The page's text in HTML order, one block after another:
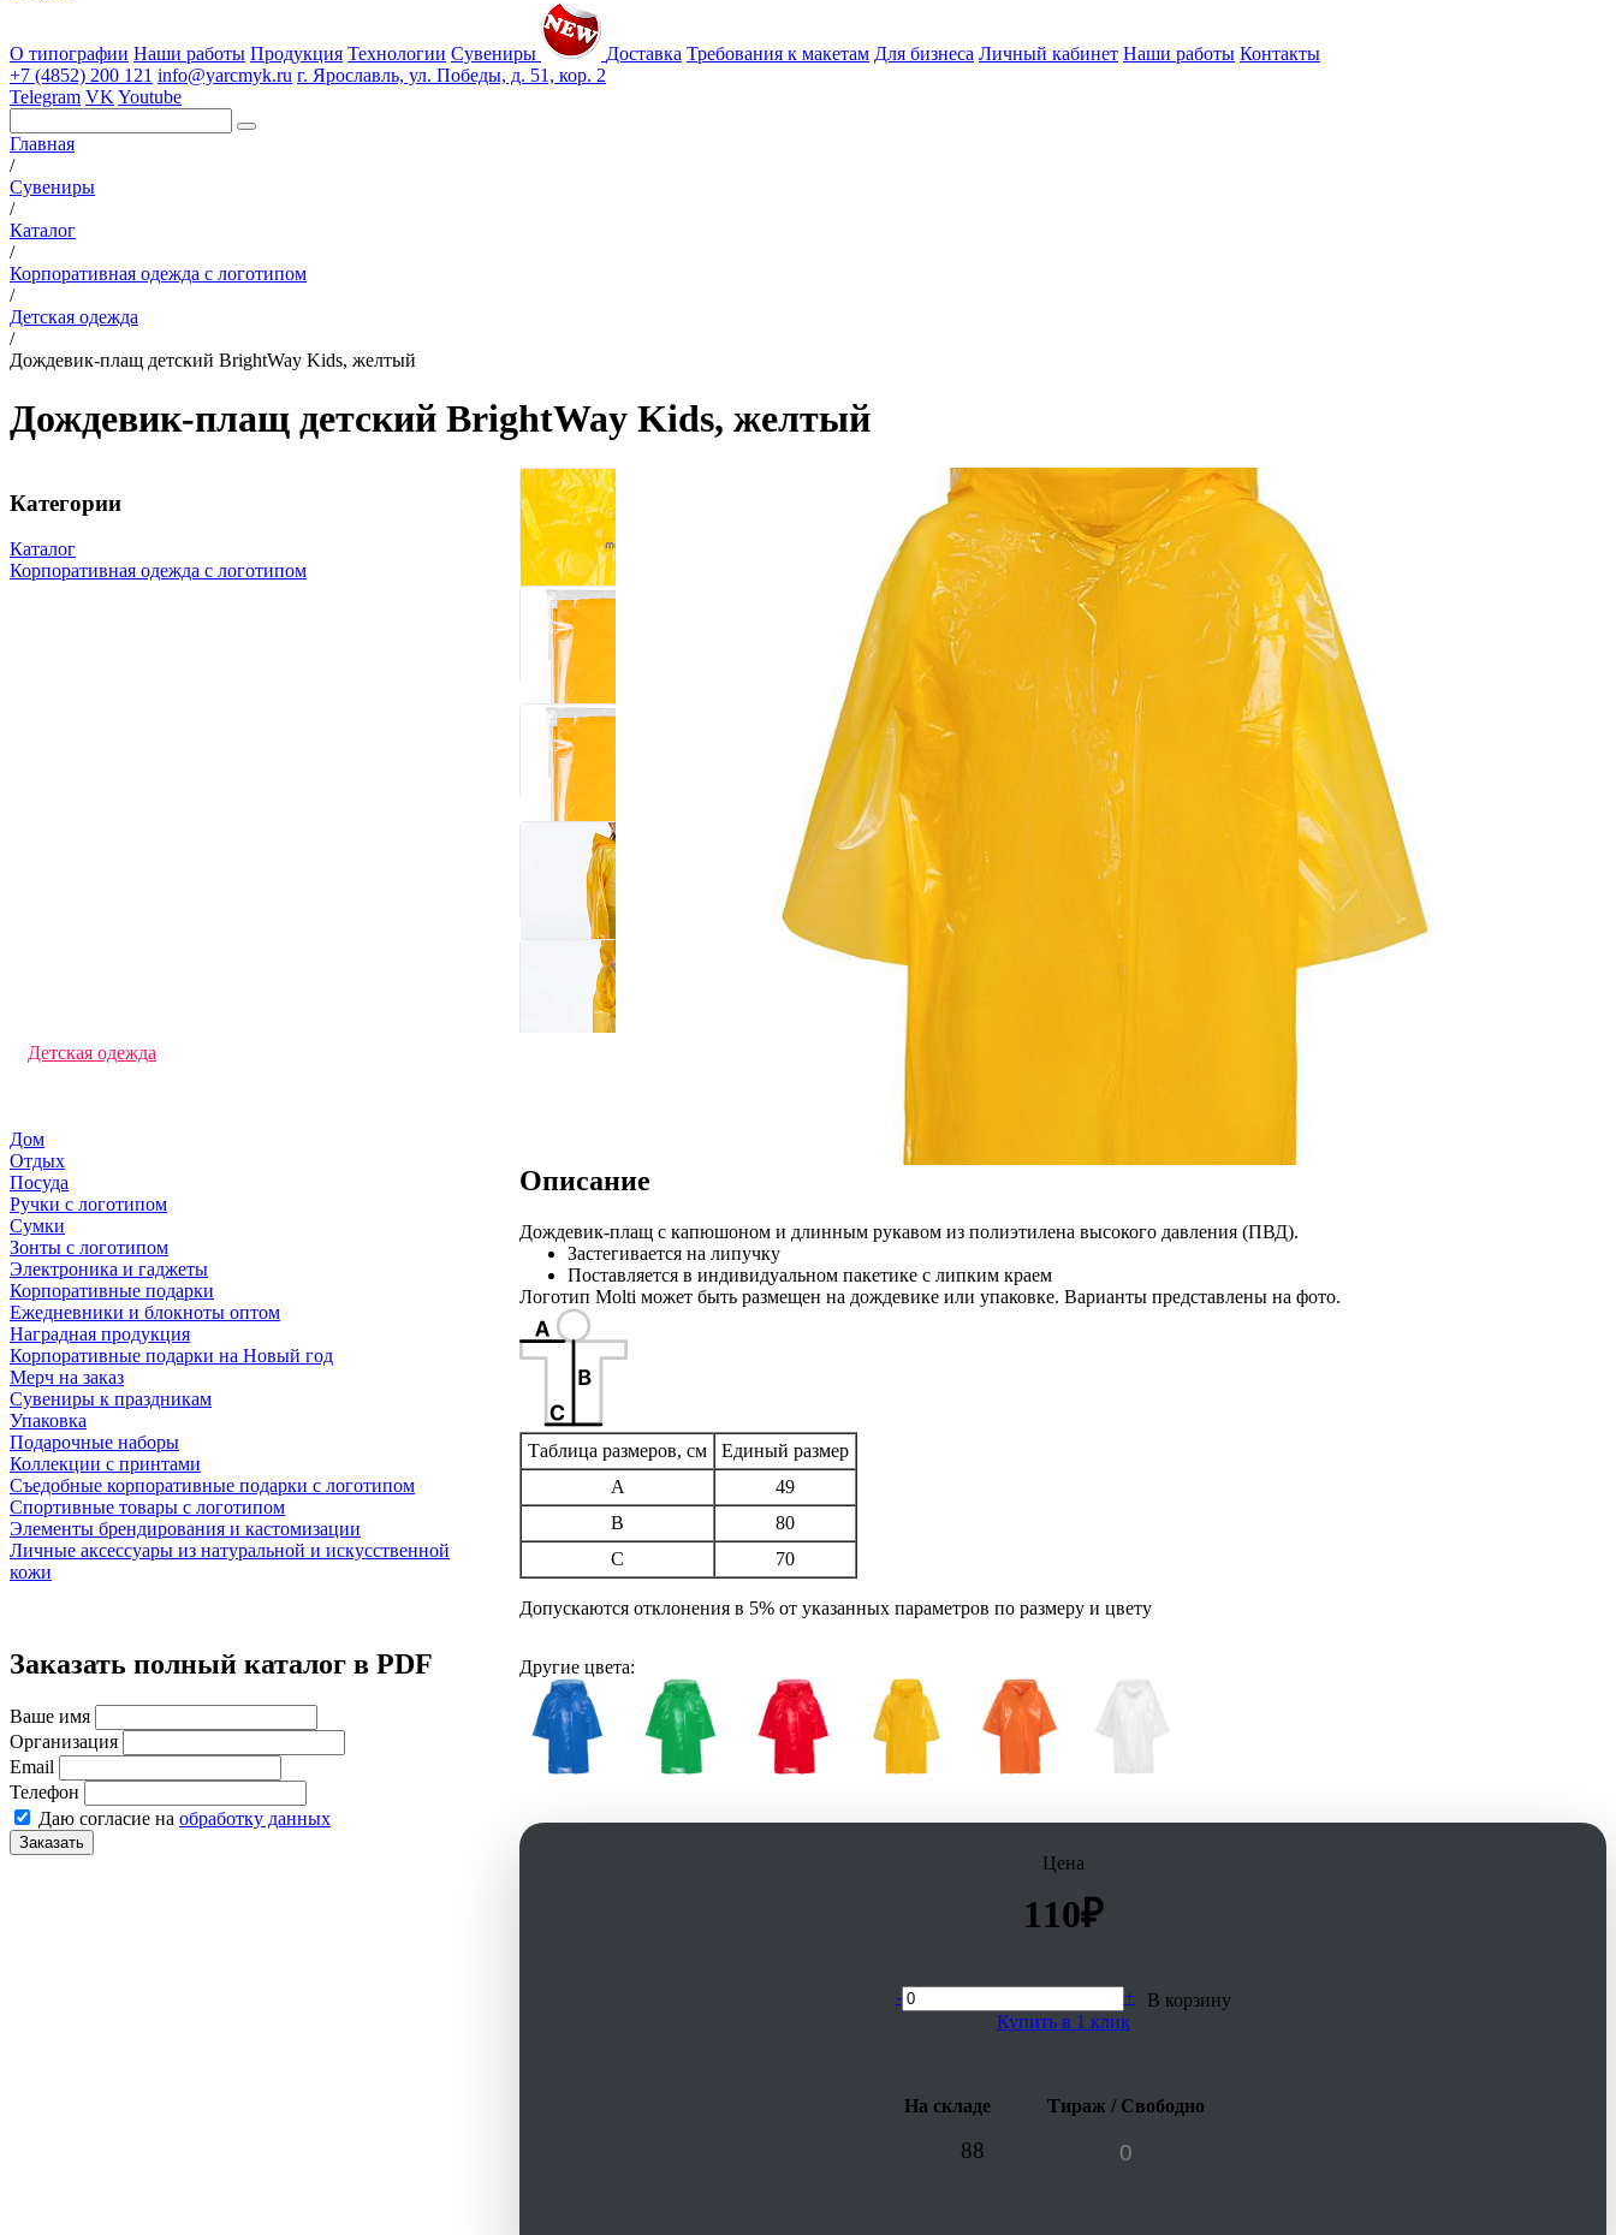
О типографии Наши работы Продукция Технологии Сувениры Доставка Требования к макетам Для бизнеса Личный кабинет Наши работы Контакты
+7 (4852) 200 121 info@yarcmyk.ru г. Ярославль, ул. Победы, д. 51, кор. 2
Telegram VK Youtube
Главная
/
Сувениры
/
Каталог
/
Корпоративная одежда с логотипом
/
Детская одежда
/
Дождевик-плащ детский BrightWay Kids, желтый
Дождевик-плащ детский BrightWay Kids, желтый
Категории
Каталог
Корпоративная одежда с логотипом
Детская одежда
Дом
Отдых
Посуда
Ручки с логотипом
Сумки
Зонты с логотипом
Электроника и гаджеты
Корпоративные подарки
Ежедневники и блокноты оптом
Наградная продукция
Корпоративные подарки на Новый год
Мерч на заказ
Сувениры к праздникам
Упаковка
Подарочные наборы
Коллекции с принтами
Съедобные корпоративные подарки с логотипом
Спортивные товары с логотипом
Элементы брендирования и кастомизации
Личные аксессуары из натуральной и искусственной
кожи
Заказать полный каталог в PDF
Ваше имя
Организация
Email
Телефон
Даю согласие на обработку данных
Заказать
Описание
Дождевик-плащ с капюшоном и длинным рукавом из полиэтилена высокого давления (ПВД).
Застегивается на липучку
Поставляется в индивидуальном пакетике с липким краем
Логотип Molti может быть размещен на дождевике или упаковке. Варианты представлены на фото.
Таблица размеров, см
Единый размер
A
49
B
80
C
70
Допускаются отклонения в 5% от указанных параметров по размеру и цвету
Другие цвета:
Цена
110₽
- +
В корзину
Купить в 1 клик
На складе Тираж / Свободно
88